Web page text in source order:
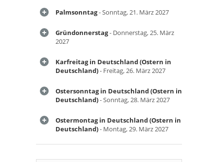
Palmsonntag- Sonntag, 21. März 2027
Gründonnerstag- Donnerstag, 25. März
2027
Karfreitag in Deutschland (Ostern in
Deutschland)- Freitag, 26. März 2027
Ostersonntag in Deutschland (Ostern in
Deutschland)- Sonntag, 28. März 2027
Ostermontag in Deutschland (Ostern in
Deutschland)- Montag, 29. März 2027